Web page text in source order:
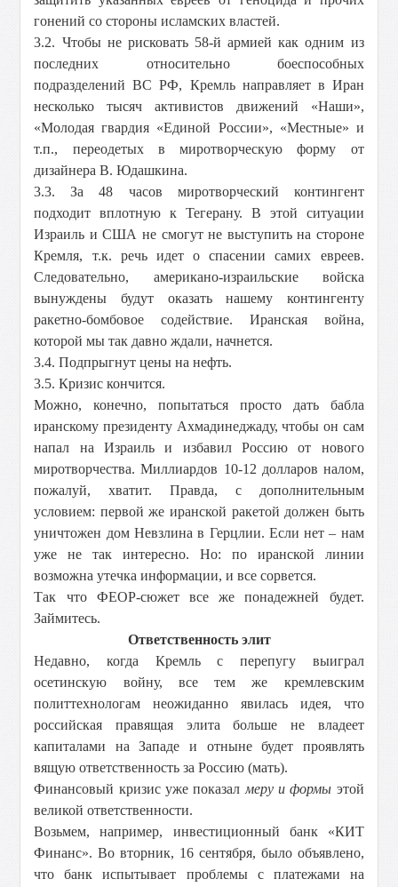
гонений со стороны исламских властей.
3.2. Чтобы не рисковать 58-й армией как одним из
последних относительно боеспособных
подразделений ВС РФ, Кремль направляет в Иран
несколько тысяч активистов движений «Наши»,
«Молодая гвардия «Единой России», «Местные» и
т.п., переодетых в миротворческую форму от
дизайнера В. Юдашкина.
3.3. За 48 часов миротворческий контингент
подходит вплотную к Тегерану. В этой ситуации
Израиль и США не смогут не выступить на стороне
Кремля, т.к. речь идет о спасении самих евреев.
Следовательно, американо-израильские войска
вынуждены будут оказать нашему контингенту
ракетно-бомбовое содействие. Иранская война,
которой мы так давно ждали, начнется.
3.4. Подпрыгнут цены на нефть.
3.5. Кризис кончится.
Можно, конечно, попытаться просто дать бабла
иранскому президенту Ахмадинеджаду, чтобы он сам
напал на Израиль и избавил Россию от нового
миротворчества. Миллиардов 10-12 долларов налом,
пожалуй, хватит. Правда, с дополнительным
условием: первой же иранской ракетой должен быть
уничтожен дом Невзлина в Герцлии. Если нет – нам
уже не так интересно. Но: по иранской линии
возможна утечка информации, и все сорвется.
Так что ФЕОР-сюжет все же понадежней будет.
Займитесь.
Ответственность элит
Недавно, когда Кремль с перепугу выиграл
осетинскую войну, все тем же кремлевским
политтехнологам неожиданно явилась идея, что
российская правящая элита больше не владеет
капиталами на Западе и отныне будет проявлять
вящую ответственность за Россию (мать).
Финансовый кризис уже показал меру и формы этой
великой ответственности.
Возьмем, например, инвестиционный банк «КИТ
Финанс». Во вторник, 16 сентября, было объявлено,
что банк испытывает проблемы с платежами на